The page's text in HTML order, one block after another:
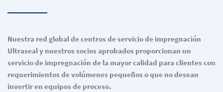
Nuestra red global de centros de servicio de impregnación
Ultraseal y nuestros socios aprobados proporcionan un
servicio de impregnación de la mayor calidad para clientes con
requerimientos de volúmenes pequeños o que no desean
invertir en equipos de proceso.